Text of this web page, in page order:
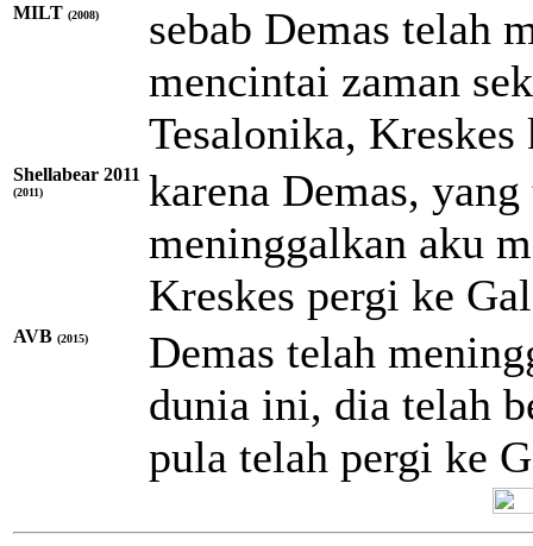
MILT (2008)
sebab Demas telah
mencintai zaman
Tesalonika,
Shellabear 2011
(2011)
karena Demas,
meninggalkan aku
Kreskes pergi ke
AVB (2015)
Demas telah
dunia ini, dia telah
pula telah pergi ke